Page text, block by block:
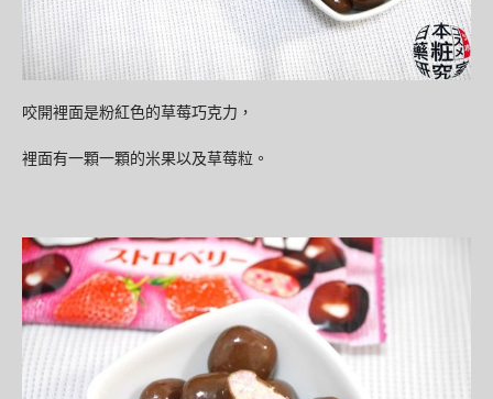
咬開裡面是粉紅色的草莓巧克力，
裡面有一顆一顆的米果以及草莓粒。